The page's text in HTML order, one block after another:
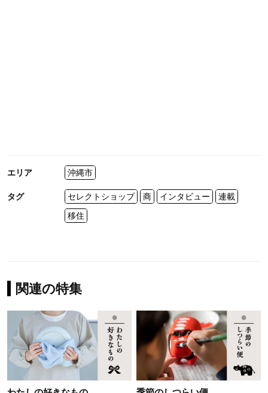
エリア 沖縄市
タグ セレクトショップ 商 インタビュー
連載
移住
関連の特集